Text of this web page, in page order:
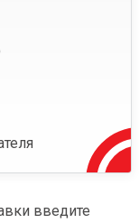
введите